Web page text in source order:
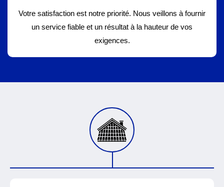
Votre satisfaction est notre priorité. Nous veillons à fournir
un service fiable et un résultat à la hauteur de vos
exigences.